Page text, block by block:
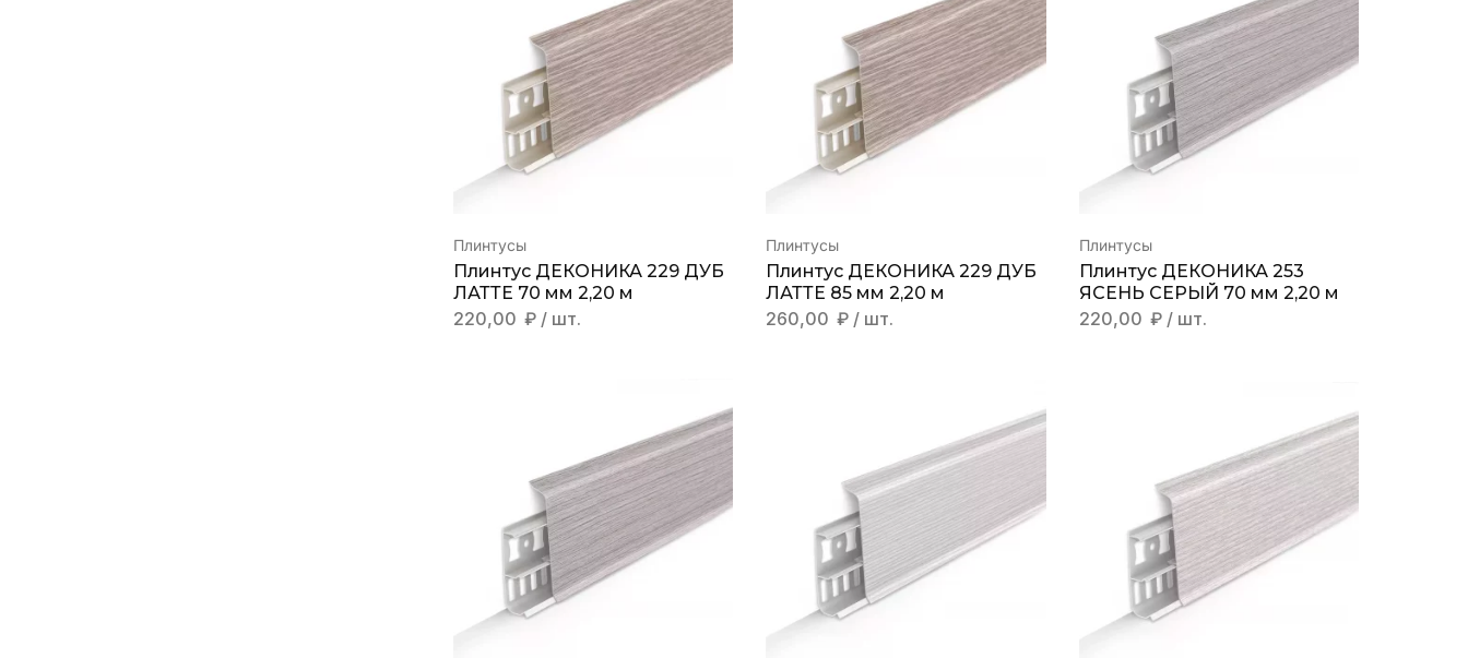
Плинтусы
Плинтус ДЕКОНИКА 229 ДУБ
ЛАТТЕ 70 мм 2,20 м
220,00 ₽ / шт.
Плинтусы
Плинтус ДЕКОНИКА 229 ДУБ
ЛАТТЕ 85 мм 2,20 м
260,00 ₽ / шт.
Плинтусы
Плинтус ДЕКОНИКА 253
ЯСЕНЬ СЕРЫЙ 70 мм 2,20 м
220,00 ₽ / шт.